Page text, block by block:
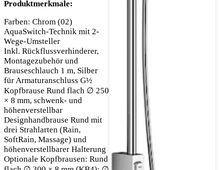
Produktmerkmale:
Farben: Chrom (02)
AquaSwitch-Technik mit 2-
Wege-Umsteller
Inkl. Rückflussverhinderer,
Montagezubehör und
Brauseschlauch 1 m, Silber
für Armaturanschluss G½
Kopfbrause Rund flach ∅ 250
× 8 mm, schwenk- und
höhenverstellbar
Designhandbrause Rund mit
drei Strahlarten (Rain,
SoftRain, Massage) und
höhenverstellbarer Halterung
Optionale Kopfbrausen: Rund